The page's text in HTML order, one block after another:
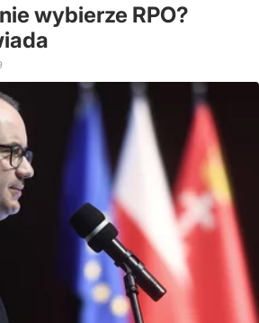
wybierze RPO?